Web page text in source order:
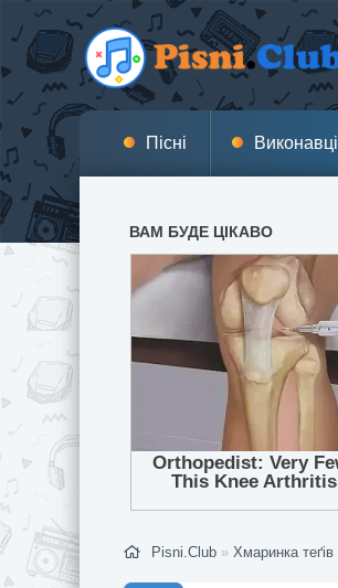
Пісні Виконавці
Pisni.Club » Хмаринка теґів